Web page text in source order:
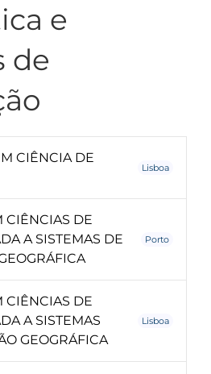
e
de
CIÊNCIA DE
Lisboa
CIÊNCIAS DE
A SISTEMAS DE
Porto
CIÊNCIAS DE
A SISTEMAS
GEOGRÁFICA
Lisboa